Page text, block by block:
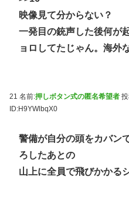
映像見て分からない？
一発目の銃声した後何が
ョロしてたじゃん。海外
21 名前:押しボタン式の匿名希望者
ID:H9YWlbqX0
警備が自分の頭をカバン
ろしたあとの
山上に全員で飛びかかる